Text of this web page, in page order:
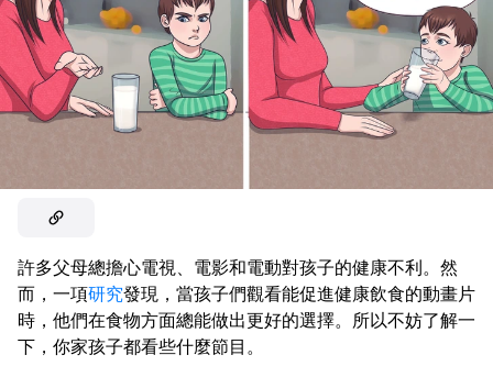
許多父母總擔心電視、電影和電動對孩子的健康不利。然
而，一項研究發現，當孩子們觀看能促進健康飲食的動畫片
時，他們在食物方面總能做出更好的選擇。所以不妨了解一
下，你家孩子都看些什麼節目。